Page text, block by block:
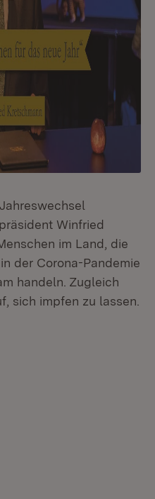
Winfried
im Land, die
der Corona-Pandemie
handeln. Zugleich
sich impfen zu lassen.